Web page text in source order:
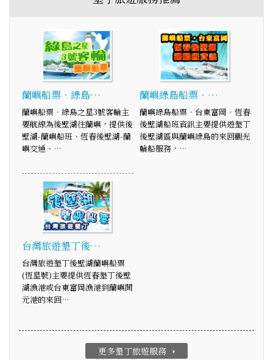
蘭嶼船票‧綠島…
蘭嶼船票‧綠島之星3號客輪主
要航線為後壁湖往蘭嶼，提供後
壁湖-蘭嶼船班、恆春後壁湖-蘭
嶼交通、…
蘭嶼綠島船票‧…
蘭嶼綠島船票‧台東富岡‧恆春
後壁湖船班資訊主要提供遊墾丁
後壁湖區與蘭嶼綠島的來回觀光
輪船服務，…
台灣旅遊墾丁後…
台灣旅遊墾丁後壁湖蘭嶼船票
(恆星號)主要提供恆春墾丁後壁
湖漁港或台東富岡漁港到蘭嶼開
元港的來回…
更多墾丁旅遊服務 arrow_right